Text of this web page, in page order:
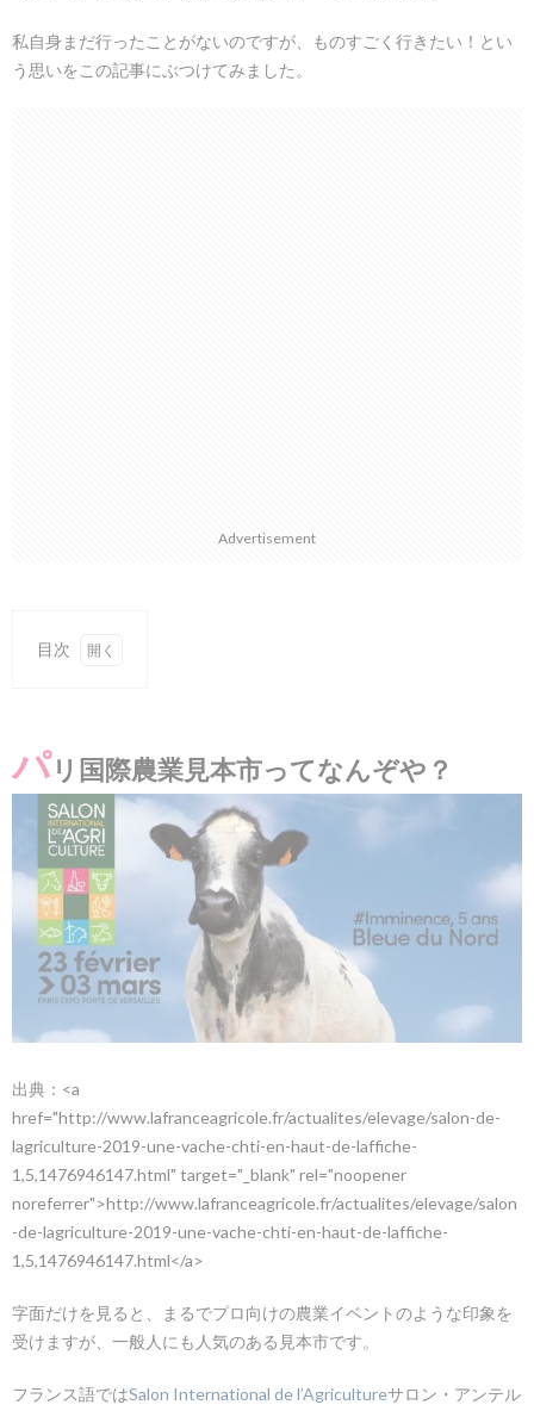
私自身まだ行ったことがないのですが、ものすごく行きたい！とい
う思いをこの記事にぶつけてみました。
Advertisement
目次
農業
見本
市っ
てな
んぞ
や？
2.
テー
マは
大き
く4
et filières
végétales,
jardin et
2.2.
・
Services et
métiers de
l’agriculture
2.3.
・
Elevage
filières
パリ国際農業見本市ってなんぞや？
出典：<a
href="http://www.lafranceagricole.fr/actualites/elevage/salon-de-
lagriculture-2019-une-vache-chti-en-haut-de-laffiche-
1,5,1476946147.html" target="_blank" rel="noopener
noreferrer">http://www.lafranceagricole.fr/actualites/elevage/salon
-de-lagriculture-2019-une-vache-chti-en-haut-de-laffiche-
1,5,1476946147.html</a>
字面だけを見ると、まるでプロ向けの農業イベントのような印象を
受けますが、一般人にも人気のある見本市です。
フランス語ではSalon International de l’Agricultureサロン・アンテル